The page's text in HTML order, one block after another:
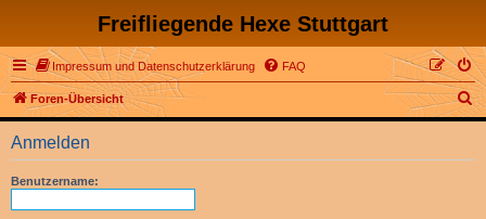
Freifliegende Hexe Stuttgart
Impressum und Datenschutzerklärung FAQ
Foren-Übersicht
S
u
Anmelden
Benutzername: